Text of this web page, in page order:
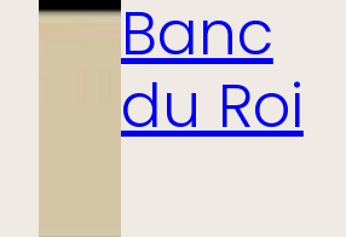
Banc
du Roi